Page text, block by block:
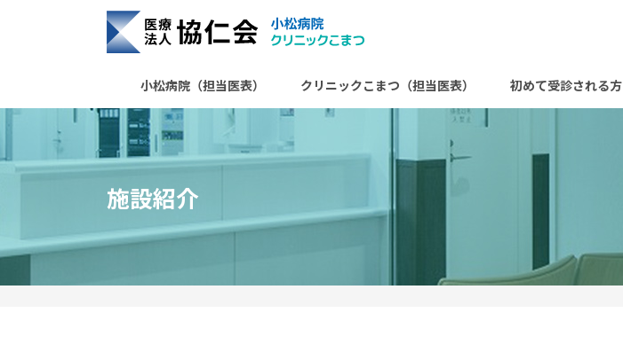
小松病院（担当医表） クリニックこまつ（担当医表） 初めて受診される方
施設紹介